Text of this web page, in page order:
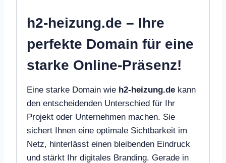
h2-heizung.de – Ihre
perfekte Domain für eine
starke Online-Präsenz!
Eine starke Domain wie h2-heizung.de kann
den entscheidenden Unterschied für Ihr
Projekt oder Unternehmen machen. Sie
sichert Ihnen eine optimale Sichtbarkeit im
Netz, hinterlässt einen bleibenden Eindruck
und stärkt Ihr digitales Branding. Gerade in